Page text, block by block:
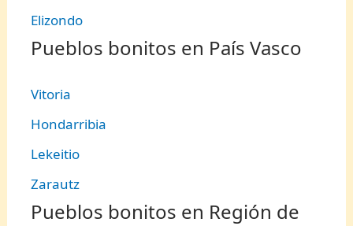
Elizondo
Pueblos bonitos en País Vasco
Vitoria
Hondarribia
Lekeitio
Zarautz
Pueblos bonitos en Región de